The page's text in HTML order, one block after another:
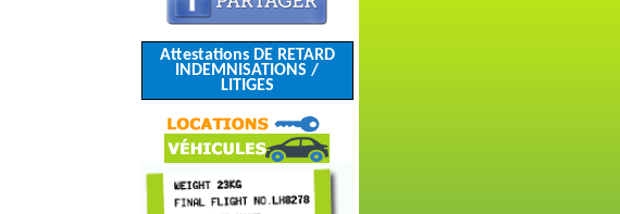
Attestations DE RETARD
INDEMNISATIONS /
LITIGES